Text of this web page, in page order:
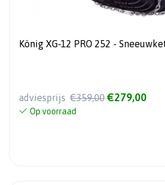
König XG-12 PRO 252 -
adviesprijs €359,00 €279,00
Op voorraad